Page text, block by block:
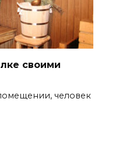
своими
человек